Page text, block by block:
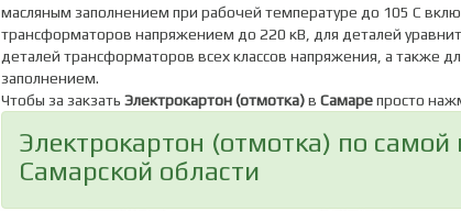
масляным заполнением при рабочей температуре до 105 С
трансформаторов напряжением до 220 кВ, для деталей
деталей трансформаторов всех классов напряжения, а также
заполнением.
Чтобы за закзать Электрокартон (отмотка)в Самарепросто
Электрокартон (отмотка) по
Самарской области